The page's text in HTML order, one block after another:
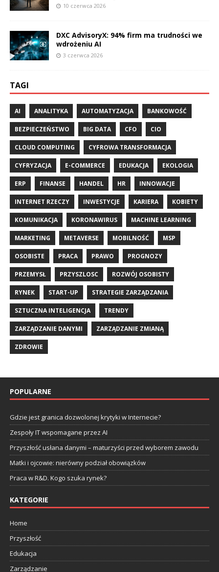
10 czerwca 2026
DXC AdvisoryX: 94% firm ma trudności we
wdrożeniu AI
3 czerwca 2026
TAGI
AI ANALITYKA AUTOMATYZACJA BANKOWOŚĆ
BEZPIECZEŃSTWO BIG DATA CFO CIO
CLOUD COMPUTING CYFROWA TRANSFORMACJA
CYFRYZACJA E-COMMERCE EDUKACJA EKOLOGIA
ERP FINANSE HANDEL HR INNOWACJE
INTERNET RZECZY INWESTYCJE KARIERA KOBIETY
KOMUNIKACJA KORONAWIRUS MACHINE LEARNING
MARKETING METAVERSE MOBILNOŚĆ MSP
OSOBISTE PRACA PRAWO PROGNOZY
PRZEMYSŁ PRZYSZLOSC ROZWÓJ OSOBISTY
RYNEK START-UP STRATEGIE ZARZĄDZANIA
SZTUCZNA INTELIGENCJA TRENDY
ZARZĄDZANIE DANYMI ZARZĄDZANIE ZMIANĄ
ZDROWIE
POPULARNE
Gdzie jest granica dozwolonej krytyki w Internecie?
Zespoły IT wspomagane przez AI
Przyszłość usłana danymi – maturzyści przed wyborem zawodu
Matki i ojcowie: nierówny podział obowiązków
Praca w R&D. Kogo szuka rynek?
KATEGORIE
Home
Przyszłość
Edukacja
Zarządzanie